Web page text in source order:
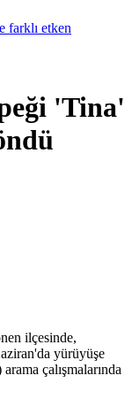
farklı etken
'Tina'
ilçesinde,
yürüyüşe
çalışmalarında